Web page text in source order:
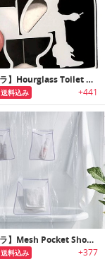
【プチプラ】Hourglass Toilet Timer｜トイレタイムに最適なジョーク砂時計
送料込み +441
【プチプラ】Mesh Pocket Shower Curtain｜アイテムをすっきり収納できるメッシュポケット付きシャワーカーテン
送料込み +377